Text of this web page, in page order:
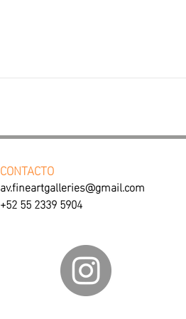
CONTACTO
av.fineartgalleries@gmail.com
+52 55 2339 5904